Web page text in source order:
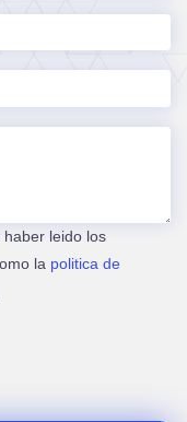
leido los
la politica de